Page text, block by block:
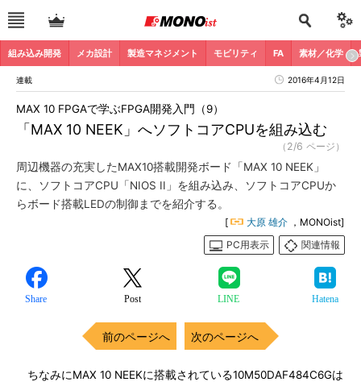
組み込み開発 メカ設計 製造マネジメント モビリティ FA 素材／化学
連載 2016年4月12日
「MAX 10 NEEK」へソフトコアCPUを組み込む
MAX 10 FPGAで学ぶFPGA開発入門（9）
（2/6 ページ）
周辺機器の充実したMAX10搭載開発ボード「MAX 10 NEEK」
に、ソフトコアCPU「NIOS II」を組み込み、ソフトコアCPUか
らボード搭載LEDの制御までを紹介する。
[ 大原 雄介 ，MONOist]
PC用表示
関連情報
Share Post LINE Hatena
前のページへ 次のページへ
ちなみにMAX 10 NEEKに搭載されている10M50DAF484C6Gは